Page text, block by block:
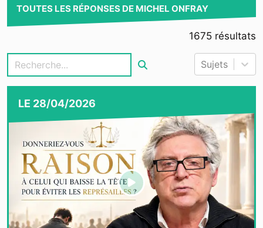
TOUTES LES RÉPONSES DE MICHEL ONFRAY
1675 résultats
Sujets
LE 28/04/2026